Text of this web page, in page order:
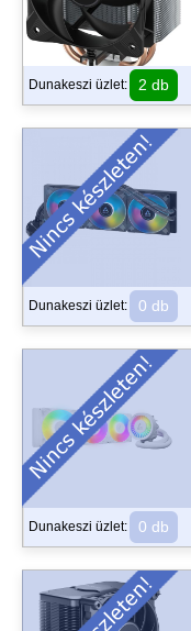
Dunakeszi üzlet: 2 db
Dunakeszi üzlet: 0 db
Dunakeszi üzlet: 0 db